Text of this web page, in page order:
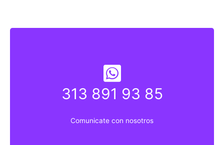
313 891 93 85
Comunicate con nosotros
313 891 9835
Comunicate con nosotros